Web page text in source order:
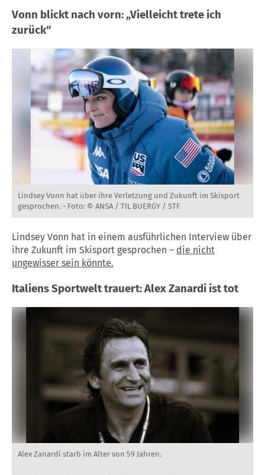
Vonn blickt nach vorn: „Vielleicht trete ich
zurück“
Lindsey Vonn hat über ihre Verletzung und Zukunft im Skisport
gesprochen. - Foto: © ANSA / TIL BUERGY / STF
Lindsey Vonn hat in einem ausführlichen Interview über
ihre Zukunft im Skisport gesprochen – die nicht
ungewisser sein könnte.
Italiens Sportwelt trauert: Alex Zanardi ist tot
Alex Zanardi starb im Alter von 59 Jahren.